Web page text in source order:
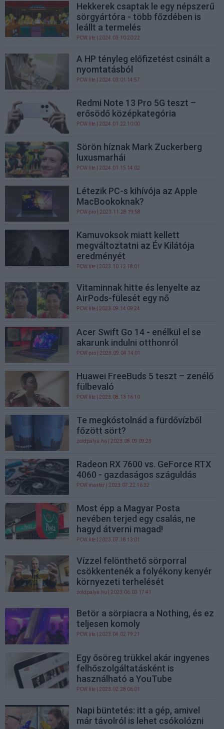
Hekkerek csaptak le egy népszerű
sörgyártóra - több főzdében is
leállt a termelés
PCW.lite | 2024.03.10 20:22
A HP tényleg előfizetést csinált a
nyomtatásból
PCW.lite | 2024.03.01 14:57
Redmi Note 13 Pro 5G teszt –
erősödő középkategória
PCW.lite | 2024.01.22 10:00
Sörön híznak Mark Zuckerberg
luxusmarhái
PCW.lite | 2024.01.15 14:02
Létezik PC-s kihívója az Apple
MacBookoknak?
PCW.pro | 2023.11.28 19:58
Kamuvoksok miatt kellett
megváltoztatni az Év Kilátója
eredményét
PCW.lite | 2023.10.12 18:01
Vitaminnak hitte és lenyelte az
AirPods-fülesét egy nő
PCW.lite | 2023.09.14 09:24
Acer Swift Go 14 - enélkül el se
akarunk indulni otthonról
PCW.pro | 2023.09.04 14:01
Huawei FreeBuds 5 teszt – zenélő
fülbevaló
PCW.lite | 2023.08.13 16:10
Te megkóstolnád a fürdővízből
főzött sört?
zoldpalya.hu | 2023.08.09 09:23
Radeon RX 7600 vs. GeForce RTX
4060 - gazdaságos száguldás
PCW.master | 2023.07.22 16:32
Most épp a Magyar Posta
nevében terjed egy csalás, ne
hagyd átverni magad!
PCW.lite | 2023.07.18 13:01
Vízzel felönthető sörporral
csökkentenék a folyékony kenyér
környezeti terhelését
zoldpalya.hu | 2023.06.03 17:41
Betör a sörpiacra a Nothing, és ez
teljesen komoly
PCW.lite | 2023.04.02 19:21
Egy ősöreg trükkel akár ingyenes
felhőszolgáltatásként is
használható a YouTube
PCW.lite | 2023.02.28 06:01
Napi büntetés: itt a gép, amivel
már távolról is lehet csókolózni